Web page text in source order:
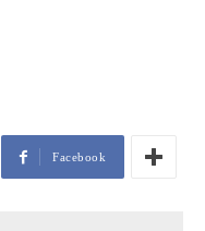
Facebook